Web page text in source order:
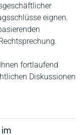
eignen.
fortlaufend
Diskussionen